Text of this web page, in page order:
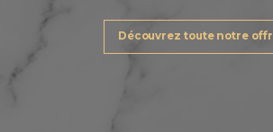
Découvrez toute notre